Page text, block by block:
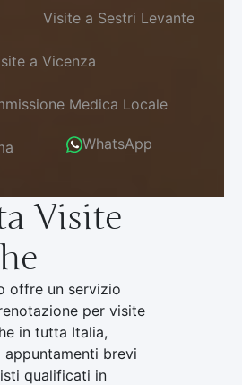
Visite a Sestri Levante
a Vicenza
Medica Locale
WhatsApp
Visite
offre un servizio
per visite
in tutta Italia,
appuntamenti brevi
qualificati in